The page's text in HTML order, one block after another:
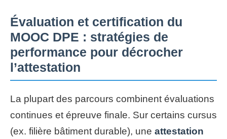
Évaluation et certification du
MOOC DPE : stratégies de
performance pour décrocher
l’attestation
La plupart des parcours combinent évaluations
continues et épreuve finale. Sur certains cursus
(ex. filière bâtiment durable), une attestation